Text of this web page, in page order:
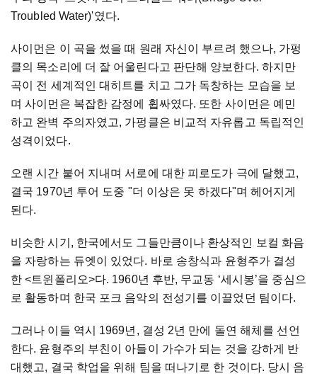
Troubled Water)'였다.
사이먼은 이 곡을 썼을 때 원래 자신이 부르려 했으나, 가펑
클의 목소리에 더 잘 어울린다고 판단해 양보한다. 하지만
곡이
전 세계적인 대히트를 치고 그가 독창하는 모습을 보
며 사이먼은 복잡한 감정에 휩싸였다. 또한 사이먼은 예민
하고 완벽 주의자였고, 가펑클은 비교적 자유롭고 독립적인
성격이었다.
오랜 시간 붙어 지내며 서로에 대한 피로도가 극에 달했고,
결국 1970년 투어 도중 "더 이상은 못 하겠다"며 헤어지게
된다.
비슷한 시기 , 한국에서도 그들만큼이나 환상적인 보컬 화음
을 자랑하는 듀엣이 있었다. 바로 송창식과 윤형주가 결성
한 <트윈폴리오>다. 1960년 후반, 무교동 ‘세시봉’을 중심으
로 활동하며 한국 포크 음악의 전성기를 이끌었던 팀이다.
그러나 이들 역시 1969년 , 결성 2년 만에 돌연 해체를 선언
한다. 윤형주의 부친이 아들이 가수가 되는 것을 강하게 반
대했고, 결국 학업을 위해 팀을 떠나기로 한 것이다. 당시
음